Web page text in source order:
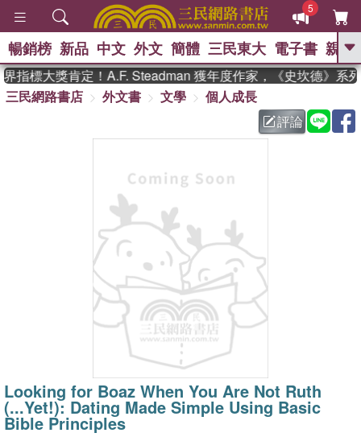
5
GO
熱搜： 東野圭吾 、
父親節 、 如果歷
暑期推薦 、 國際布克
偉大的迷走神經
暢銷榜 新品 中文 外文 簡體 三民東大 電子書 親子
指標大獎肯定！A.F. Steadman 獲年度作家，《史坎德》系列
三民網路書店
外文書 文學
個人成長
評論
Looking for Boaz When You Are Not Ruth
(...Yet!): Dating Made Simple Using Basic
Bible Principles